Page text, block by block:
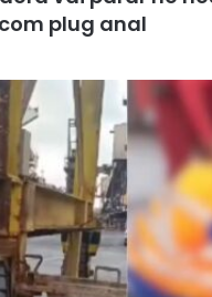
plug anal